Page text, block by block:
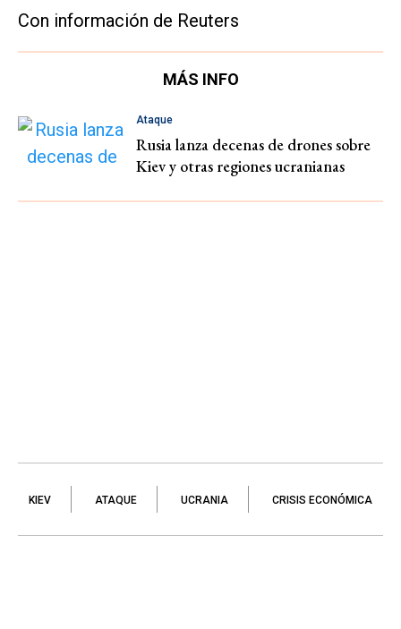
Con información de Reuters
MÁS INFO
Ataque
Rusia lanza decenas de drones sobre
Kiev y otras regiones ucranianas
KIEV ATAQUE UCRANIA CRISIS ECONÓMICA